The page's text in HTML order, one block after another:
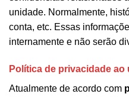
unidade. Normalmente,
conta, etc. Essas
internamente e não serão
Política de privacidade ao
Atualmente de acordo com